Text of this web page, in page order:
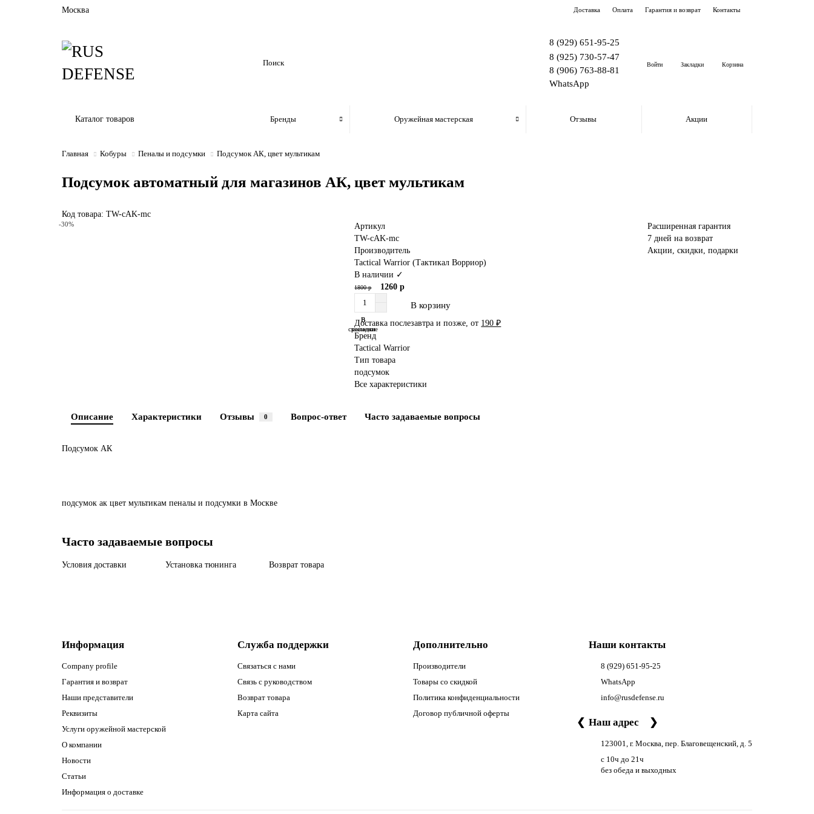
Москва Доставка Оплата Гарантия и возврат Контакты
8 (929) 651-95-25
8 (925) 730-57-47
8 (906) 763-88-81
WhatsApp
Войти Закладки Корзина
Каталог товаров Бренды Оружейная мастерская Отзывы Акции
Главная Кобуры Пеналы и подсумки Подсумок АК, цвет мультикам
Подсумок автоматный для магазинов АК, цвет мультикам
Код товара: TW-cAK-mc
-30%
Артикул
TW-cAK-mc
Производитель
Tactical Warrior (Тактикал Ворриор)
В наличии ✓
1800 р 1260 р
В корзину
В
закладки
В
сравнение
Доставка послезавтра и позже, от 190 ₽
Бренд
Tactical Warrior
Тип товара
подсумок
Все характеристики
Расширенная гарантия
7 дней на возврат
Акции, скидки, подарки
Описание Характеристики Отзывы 0 Вопрос-ответ Часто задаваемые вопросы
Подсумок АК
подсумок ак цвет мультикам пеналы и подсумки в Москве
Часто задаваемые вопросы
Условия доставки Установка тюнинга Возврат товара
Информация
Company profile
Гарантия и возврат
Наши представители
Реквизиты
Услуги оружейной мастерской
О компании
Новости
Статьи
Информация о доставке
Служба поддержки
Связаться с нами
Связь с руководством
Возврат товара
Карта сайта
Дополнительно
Производители
Товары со скидкой
Политика конфиденциальности
Договор публичной оферты
Наши контакты
8 (929) 651-95-25
WhatsApp
info@rusdefense.ru
❮ Наш адрес ❯
123001, г. Москва, пер. Благовещенский, д. 5
с 10ч до 21ч
без обеда и выходных